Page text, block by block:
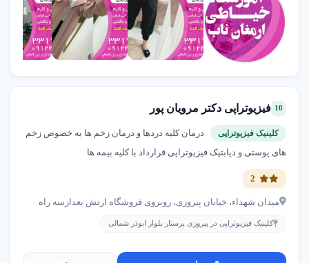
10 فیزیوتراپی دکتر مرویان پور
کلینیک فیزیوتراپی
درمان کلیه دردها و درمان زخم ها به خصوص زخم
های پوستی و دیابتیک فیزیوتراپی قرارداد با کلیه بیمه ها
میدان شهداء، خیابان پیروزی، روبروی فروشگاه ارتش بعدازسه راه
کلینیک فیزیوتراپی در پیروزی پرستار بلوار ابوذر شمالی